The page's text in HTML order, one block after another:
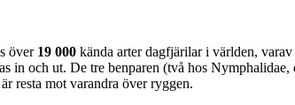
över 19 000 kända arter dagfjärilar i världen,
in och ut. De tre benparen (två hos
resta mot varandra över ryggen.